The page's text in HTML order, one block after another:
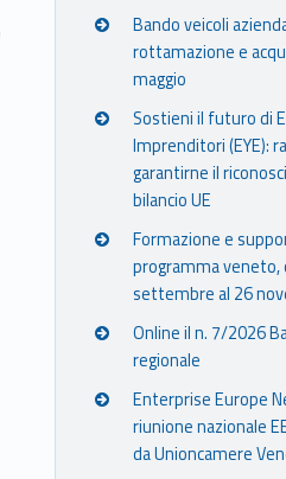
Bando veicoli
rottamazione e
maggio
Sostieni il futuro di
Imprenditori (EYE):
garantirne il
bilancio UE
Formazione e
programma veneto,
settembre al 26
Online il n. 7/2026
regionale
Enterprise Europe
riunione nazionale
da Unioncamere